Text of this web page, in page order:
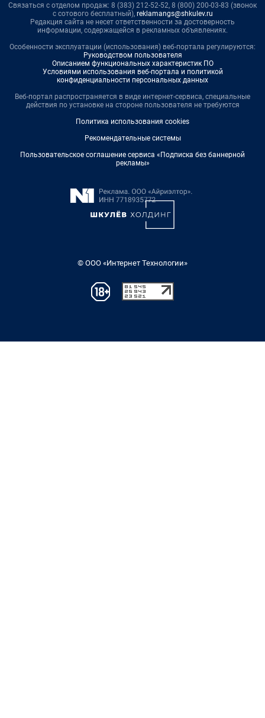
Связаться с отделом продаж: 8 (383) 212-52-52, 8 (800) 200-03-83 (звонок
с сотового бесплатный), reklamangs@shkulev.ru
Редакция сайта не несет ответственности за достоверность
информации, содержащейся в рекламных объявлениях.
Особенности эксплуатации (использования) веб-портала регулируются:
Руководством пользователя
Описанием функциональных характеристик ПО
Условиями использования веб-портала и политикой
конфиденциальности персональных данных
Веб-портал распространяется в виде интернет-сервиса, специальные
действия по установке на стороне пользователя не требуются
Политика использования cookies
Рекомендательные системы
Пользовательское соглашение сервиса «Подписка без баннерной
рекламы»
© ООО «Интернет Технологии»